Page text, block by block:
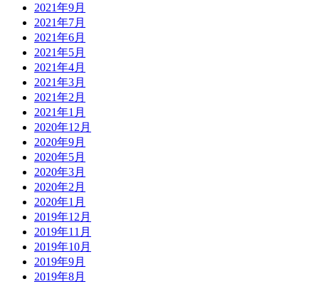
2021年9月
2021年7月
2021年6月
2021年5月
2021年4月
2021年3月
2021年2月
2021年1月
2020年12月
2020年9月
2020年5月
2020年3月
2020年2月
2020年1月
2019年12月
2019年11月
2019年10月
2019年9月
2019年8月